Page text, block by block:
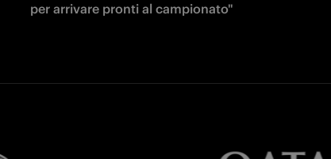
per arrivare pronti al campionato"